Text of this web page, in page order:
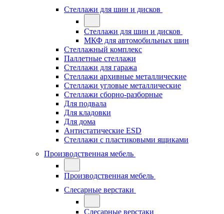
Стеллажи для шин и дисков
Стеллажи для шин и дисков
МКФ для автомобильных шин
Стеллажный комплекс
Паллетные стеллажи
Стеллажи для гаража
Стеллажи архивные металлические
Стеллажи угловые металлические
Стеллажи сборно-разборные
Для подвала
Для кладовки
Для дома
Антистатические ESD
Стеллажи с пластиковыми ящиками
Производственная мебель
Производственная мебель
Слесарные верстаки
Слесарные верстаки